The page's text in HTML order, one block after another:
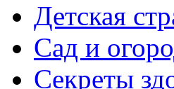
Детская
Сад и
Секреты